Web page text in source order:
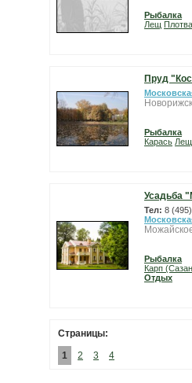
Рыбалка
Лещ Плотва
Пруд
Рыбалка
Карась Лещ
Усадьба
Тел: 8
Рыбалка
Карп
Отдых
Страницы:
1
2 3 4